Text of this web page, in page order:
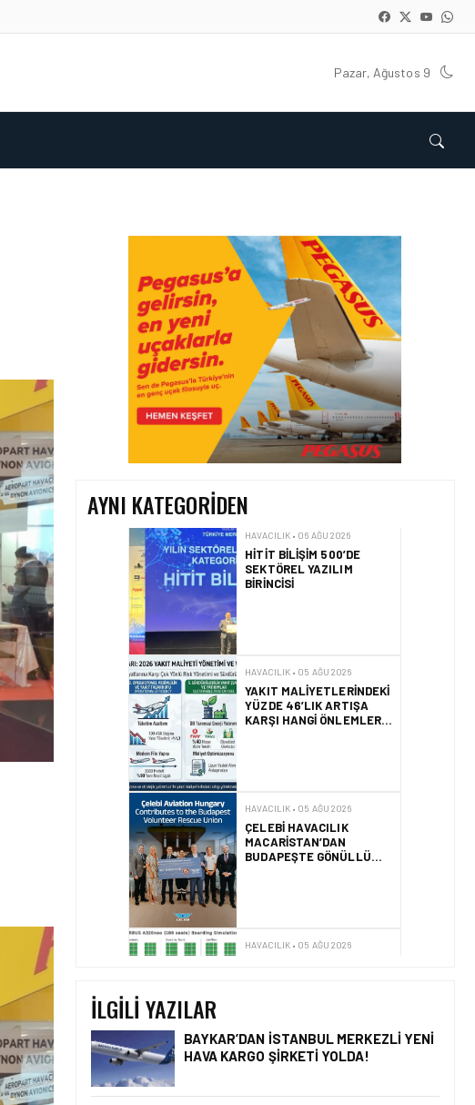
Pazar, Ağustos 9
AYNI KATEGORIDEN
HAVACILIK • 08 AĞU 2026
TÜRK HAVA YOLLARI’NIN
STRATEJIK DÖNÜŞÜM
HIKAYESI: YIRMIBIRINCI
YÜZYIL GÖKTÜRKLERI
HAVACILIK • 06 AĞU 2026
HITIT BILIŞIM 500’DE
SEKTÖREL YAZILIM
BIRINCISI
YAKIT MALIYETLERINDEKI
YÜZDE 46’LIK ARTIŞA
KARŞI HANGI ÖNLEMLER
ALINIYOR?
ÇELEBI HAVACILIK
MACARISTAN’DAN
BUDAPEŞTE GÖNÜLLÜ
KURTARMA BIRLIĞI’NE
AIRBUS A320NEO
UÇAKLARINDA YOLCU
BINIŞ SÜREÇLERI
SIMÜLASYONLA TEST
İLGILI YAZILAR
BAYKAR’DAN İSTANBUL MERKEZLI YENI
HAVA KARGO ŞIRKETI YOLDA!